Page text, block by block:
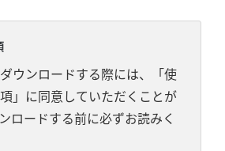
ウンロードする際には、「使
」に同意していただくことが
ロードする前に必ずお読みく